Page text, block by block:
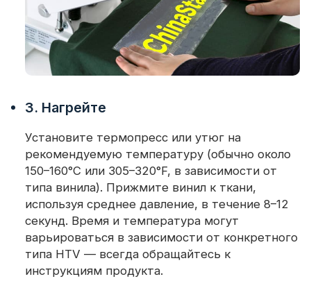
3. Нагрейте
Установите термопресс или утюг на
рекомендуемую температуру (обычно около
150–160°C или 305–320°F, в зависимости от
типа винила). Прижмите винил к ткани,
используя среднее давление, в течение 8–12
секунд. Время и температура могут
варьироваться в зависимости от конкретного
типа HTV — всегда обращайтесь к
инструкциям продукта.